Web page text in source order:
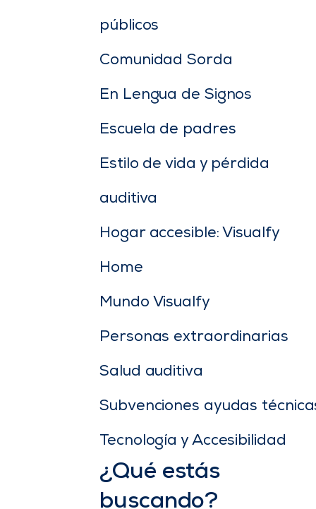
públicos
Comunidad Sorda
En Lengua de Signos
Escuela de padres
Estilo de vida y pérdida
auditiva
Hogar accesible: Visualfy
Home
Mundo Visualfy
Personas extraordinarias
Salud auditiva
Subvenciones ayudas
Tecnología y Accesibilidad
¿Qué estás
buscando?